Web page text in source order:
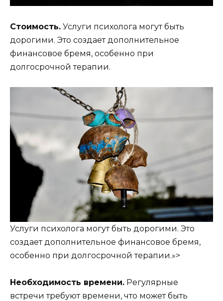
Стоимость. Услуги психолога могут быть
дорогими. Это создает дополнительное
финансовое бремя, особенно при
долгосрочной терапии.
Услуги психолога могут быть дорогими. Это
создает дополнительное финансовое бремя,
особенно при долгосрочной терапии.»>
Необходимость времени. Регулярные
встречи требуют времени, что может быть